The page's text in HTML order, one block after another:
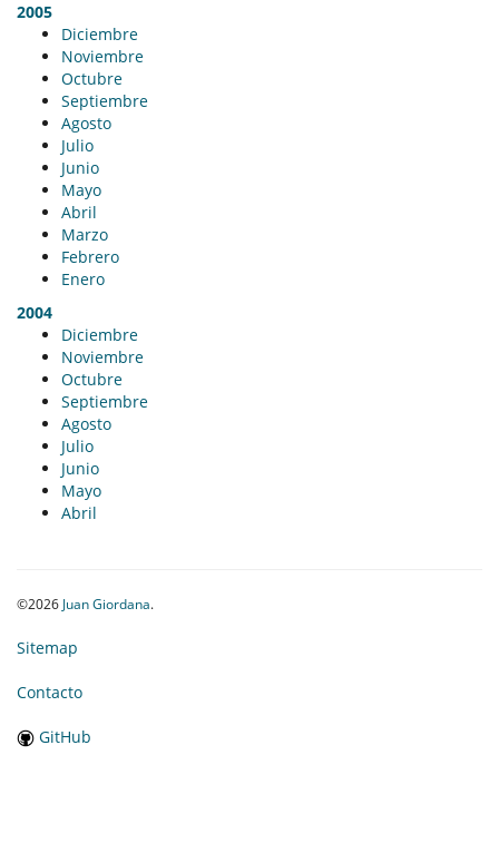
2005
Diciembre
Noviembre
Octubre
Septiembre
Agosto
Julio
Junio
Mayo
Abril
Marzo
Febrero
Enero
2004
Diciembre
Noviembre
Octubre
Septiembre
Agosto
Julio
Junio
Mayo
Abril
©2026 Juan Giordana.
Sitemap
Contacto
GitHub